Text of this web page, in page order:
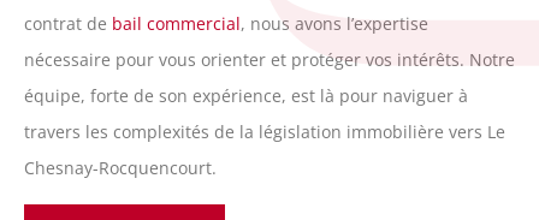
contrat de bail commercial, nous avons l’expertise
nécessaire pour vous orienter et protéger vos intérêts. Notre
équipe, forte de son expérience, est là pour naviguer à
travers les complexités de la législation immobilière vers Le
Chesnay-Rocquencourt.